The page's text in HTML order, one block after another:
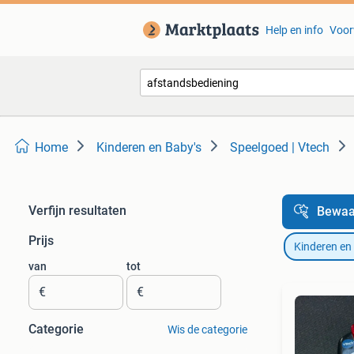
Help en info
Home Kinderen en Baby's Speelgoed | Vtech
Verfijn resultaten
Prijs
van
€
tot
€
Categorie Wis de categorie
Kinderen